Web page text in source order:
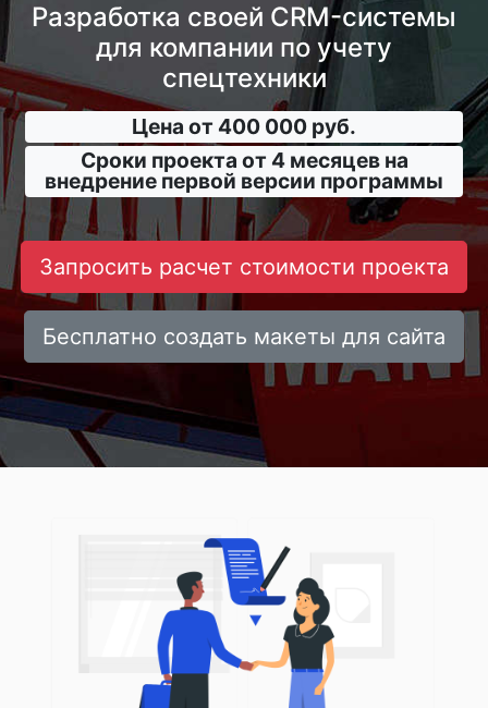
Разработка своей CRM-системы
для компании по учету
спецтехники
Цена от 400 000 руб.
Сроки проекта от 4 месяцев на
внедрение первой версии программы
Запросить расчет стоимости проекта
Бесплатно создать макеты для сайта